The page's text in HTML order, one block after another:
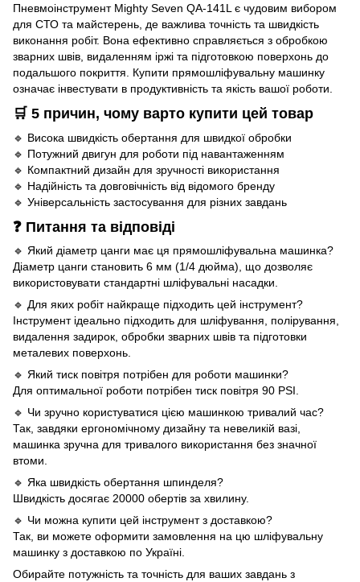
Пневмоінструмент Mighty Seven QA-141L є чудовим вибором
для СТО та майстерень, де важлива точність та швидкість
виконання робіт. Вона ефективно справляється з обробкою
зварних швів, видаленням іржі та підготовкою поверхонь до
подальшого покриття. Купити прямошліфувальну машинку
означає інвестувати в продуктивність та якість вашої роботи.
🛒 5 причин, чому варто купити цей товар
🔹 Висока швидкість обертання для швидкої обробки
🔹 Потужний двигун для роботи під навантаженням
🔹 Компактний дизайн для зручності використання
🔹 Надійність та довговічність від відомого бренду
🔹 Універсальність застосування для різних завдань
❓ Питання та відповіді
🔹 Який діаметр цанги має ця прямошліфувальна машинка?
Діаметр цанги становить 6 мм (1/4 дюйма), що дозволяє
використовувати стандартні шліфувальні насадки.
🔹 Для яких робіт найкраще підходить цей інструмент?
Інструмент ідеально підходить для шліфування, полірування,
видалення задирок, обробки зварних швів та підготовки
металевих поверхонь.
🔹 Який тиск повітря потрібен для роботи машинки?
Для оптимальної роботи потрібен тиск повітря 90 PSI.
🔹 Чи зручно користуватися цією машинкою тривалий час?
Так, завдяки ергономічному дизайну та невеликій вазі,
машинка зручна для тривалого використання без значної
втоми.
🔹 Яка швидкість обертання шпинделя?
Швидкість досягає 20000 обертів за хвилину.
🔹 Чи можна купити цей інструмент з доставкою?
Так, ви можете оформити замовлення на цю шліфувальну
машинку з доставкою по Україні.
Обирайте потужність та точність для ваших завдань з